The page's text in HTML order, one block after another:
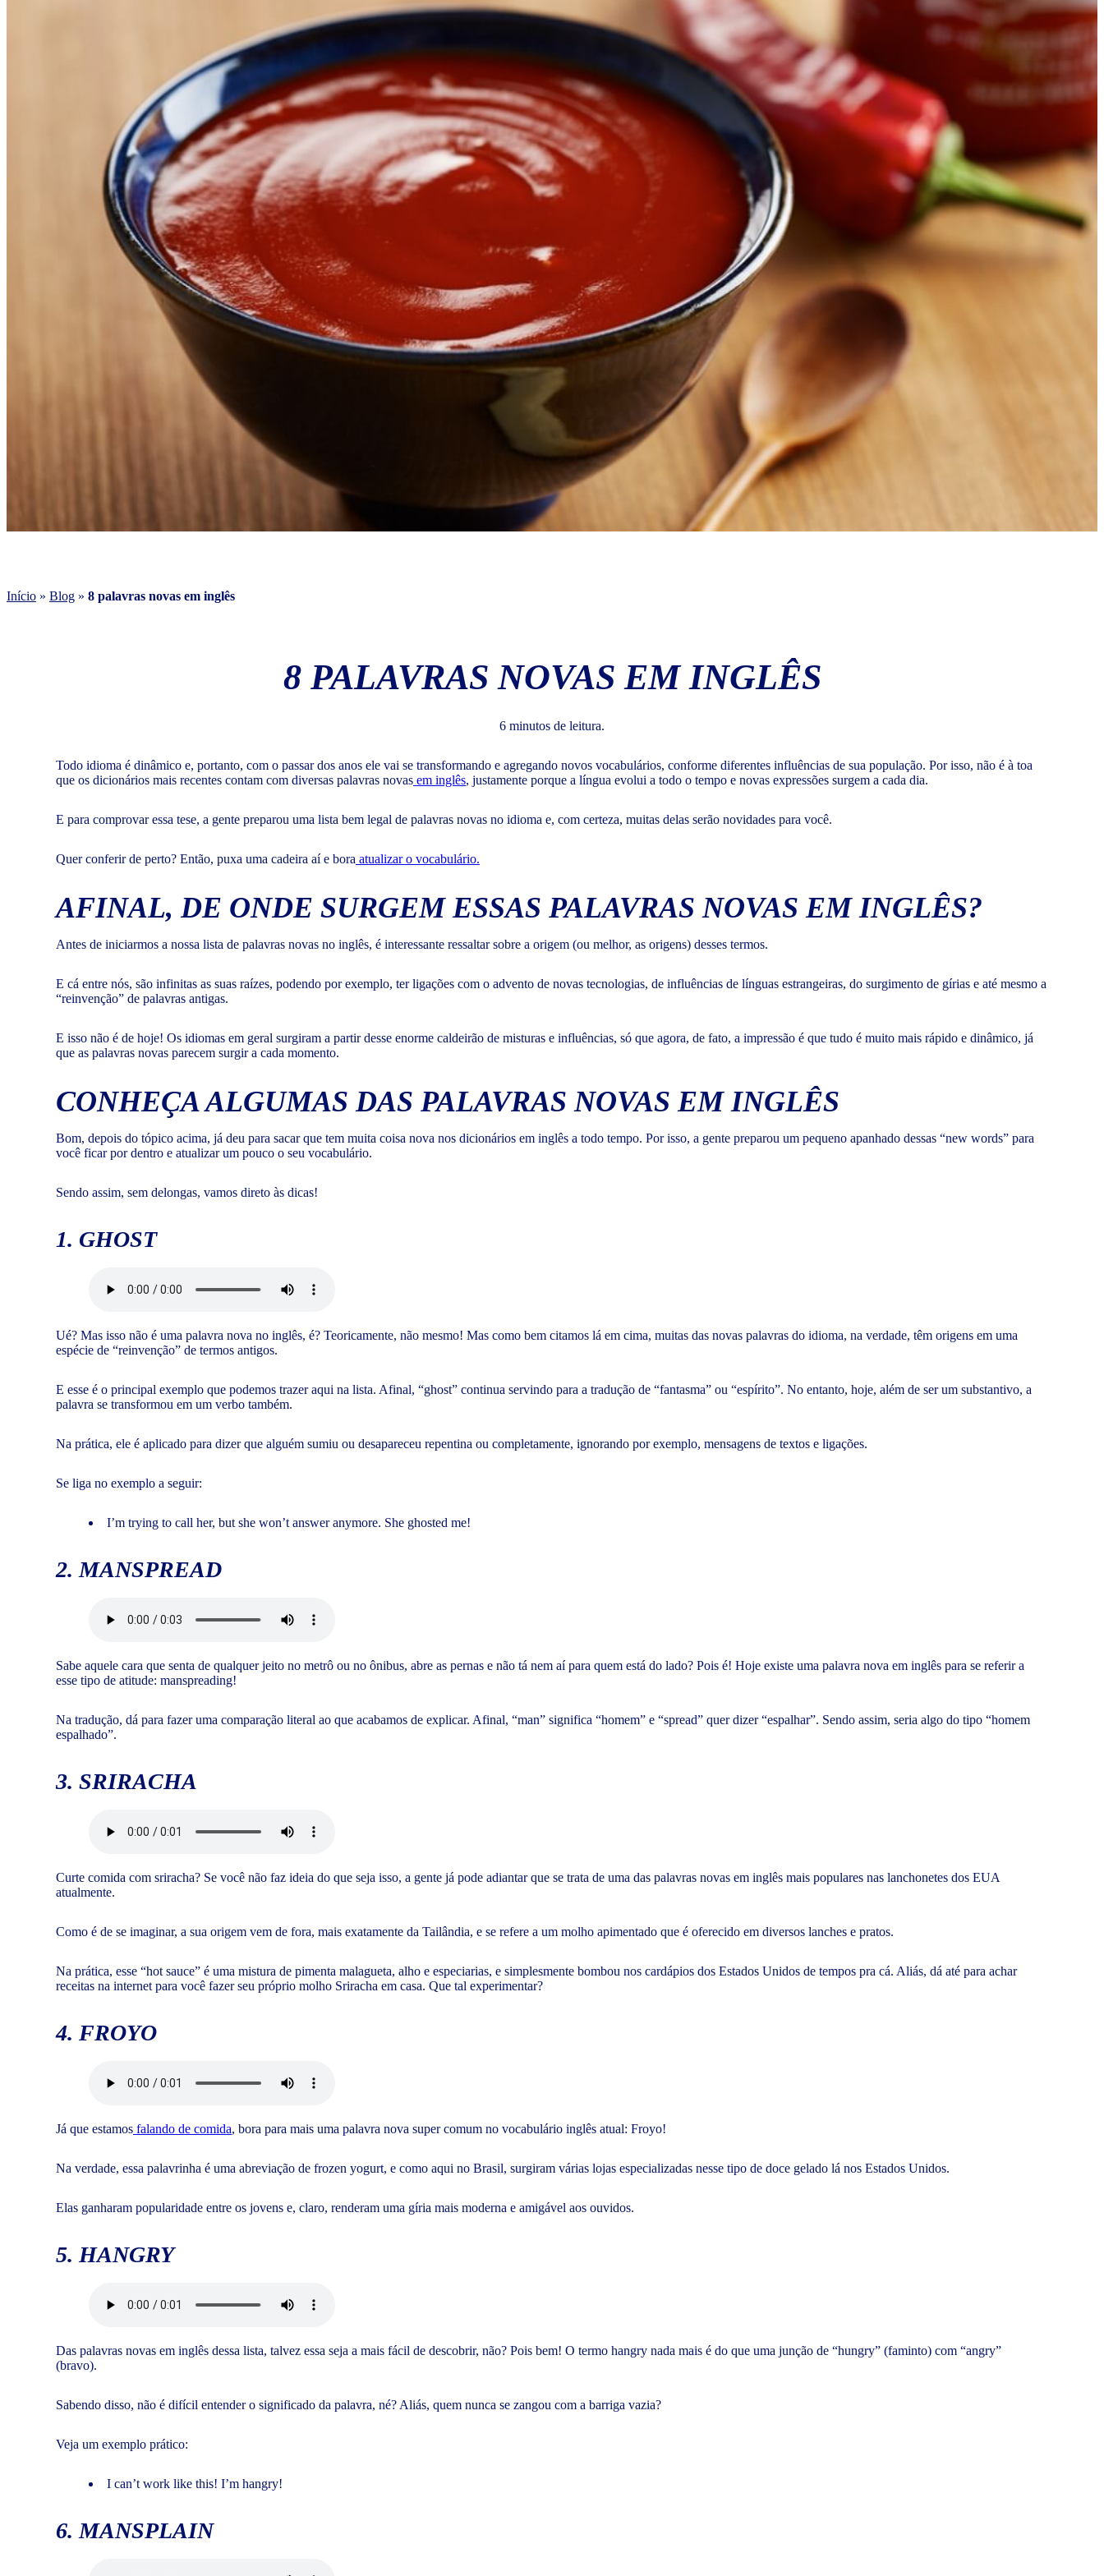
Início » Blog » 8 palavras novas em inglês
8 PALAVRAS NOVAS EM INGLÊS
6 minutos de leitura.
Todo idioma é dinâmico e, portanto, com o passar dos anos ele vai se transformando e agregando novos vocabulários, conforme diferentes influências de sua população. Por isso, não é à toa
que os dicionários mais recentes contam com diversas palavras novas em inglês, justamente porque a língua evolui a todo o tempo e novas expressões surgem a cada dia.
E para comprovar essa tese, a gente preparou uma lista bem legal de palavras novas no idioma e, com certeza, muitas delas serão novidades para você.
Quer conferir de perto? Então, puxa uma cadeira aí e bora atualizar o vocabulário.
AFINAL, DE ONDE SURGEM ESSAS PALAVRAS NOVAS EM INGLÊS?
Antes de iniciarmos a nossa lista de palavras novas no inglês, é interessante ressaltar sobre a origem (ou melhor, as origens) desses termos.
E cá entre nós, são infinitas as suas raízes, podendo por exemplo, ter ligações com o advento de novas tecnologias, de influências de línguas estrangeiras, do surgimento de gírias e até mesmo a
“reinvenção” de palavras antigas.
E isso não é de hoje! Os idiomas em geral surgiram a partir desse enorme caldeirão de misturas e influências, só que agora, de fato, a impressão é que tudo é muito mais rápido e dinâmico, já
que as palavras novas parecem surgir a cada momento.
CONHEÇA ALGUMAS DAS PALAVRAS NOVAS EM INGLÊS
Bom, depois do tópico acima, já deu para sacar que tem muita coisa nova nos dicionários em inglês a todo tempo. Por isso, a gente preparou um pequeno apanhado dessas “new words” para
você ficar por dentro e atualizar um pouco o seu vocabulário.
Sendo assim, sem delongas, vamos direto às dicas!
1. GHOST
Ué? Mas isso não é uma palavra nova no inglês, é? Teoricamente, não mesmo! Mas como bem citamos lá em cima, muitas das novas palavras do idioma, na verdade, têm origens em uma
espécie de “reinvenção” de termos antigos.
E esse é o principal exemplo que podemos trazer aqui na lista. Afinal, “ghost” continua servindo para a tradução de “fantasma” ou “espírito”. No entanto, hoje, além de ser um substantivo, a
palavra se transformou em um verbo também.
Na prática, ele é aplicado para dizer que alguém sumiu ou desapareceu repentina ou completamente, ignorando por exemplo, mensagens de textos e ligações.
Se liga no exemplo a seguir:
I’m trying to call her, but she won’t answer anymore. She ghosted me!
2. MANSPREAD
Sabe aquele cara que senta de qualquer jeito no metrô ou no ônibus, abre as pernas e não tá nem aí para quem está do lado? Pois é! Hoje existe uma palavra nova em inglês para se referir a
esse tipo de atitude: manspreading!
Na tradução, dá para fazer uma comparação literal ao que acabamos de explicar. Afinal, “man” significa “homem” e “spread” quer dizer “espalhar”. Sendo assim, seria algo do tipo “homem
espalhado”.
3. SRIRACHA
Curte comida com sriracha? Se você não faz ideia do que seja isso, a gente já pode adiantar que se trata de uma das palavras novas em inglês mais populares nas lanchonetes dos EUA
atualmente.
Como é de se imaginar, a sua origem vem de fora, mais exatamente da Tailândia, e se refere a um molho apimentado que é oferecido em diversos lanches e pratos.
Na prática, esse “hot sauce” é uma mistura de pimenta malagueta, alho e especiarias, e simplesmente bombou nos cardápios dos Estados Unidos de tempos pra cá. Aliás, dá até para achar
receitas na internet para você fazer seu próprio molho Sriracha em casa. Que tal experimentar?
4. FROYO
Já que estamos falando de comida, bora para mais uma palavra nova super comum no vocabulário inglês atual: Froyo!
Na verdade, essa palavrinha é uma abreviação de frozen yogurt, e como aqui no Brasil, surgiram várias lojas especializadas nesse tipo de doce gelado lá nos Estados Unidos.
Elas ganharam popularidade entre os jovens e, claro, renderam uma gíria mais moderna e amigável aos ouvidos.
5. HANGRY
Das palavras novas em inglês dessa lista, talvez essa seja a mais fácil de descobrir, não? Pois bem! O termo hangry nada mais é do que uma junção de “hungry” (faminto) com “angry”
(bravo).
Sabendo disso, não é difícil entender o significado da palavra, né? Aliás, quem nunca se zangou com a barriga vazia?
Veja um exemplo prático:
I can’t work like this! I’m hangry!
6. MANSPLAIN